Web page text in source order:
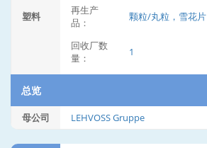
塑料
再生产
品：
颗粒/丸粒，雪花片
回收厂数
量：
1
总览
母公司 LEHVOSS Gruppe